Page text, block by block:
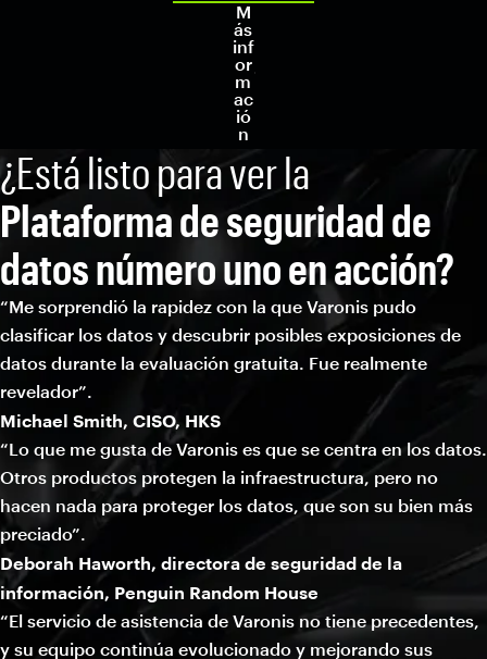
M
ás
inf
or
m
ac
ió
n
¿Está listo para ver la
Plataforma de seguridad de
datos número uno en acción?
“Me sorprendió la rapidez con la que Varonis pudo
clasificar los datos y descubrir posibles exposiciones de
datos durante la evaluación gratuita. Fue realmente
revelador”.
Michael Smith, CISO, HKS
“Lo que me gusta de Varonis es que se centra en los datos.
Otros productos protegen la infraestructura, pero no
hacen nada para proteger los datos, que son su bien más
preciado”.
Deborah Haworth, directora de seguridad de la
información, Penguin Random House
“El servicio de asistencia de Varonis no tiene precedentes,
y su equipo continúa evolucionado y mejorando sus